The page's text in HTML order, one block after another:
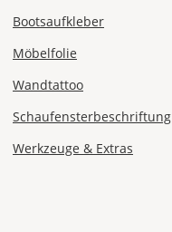
Bootsaufkleber
Möbelfolie
Wandtattoo
Schaufensterbeschriftung
Werkzeuge & Extras